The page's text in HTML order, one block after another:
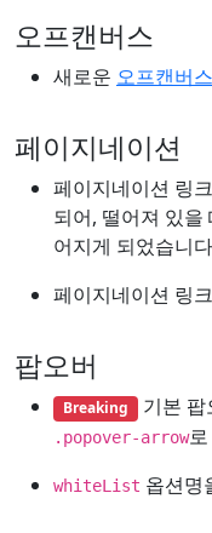
오프캔버스
새로운 오프캔버
페이지네이션
페이지네이션 링
되어, 떨어져 있
어지게 되었습니
페이지네이션 링
팝오버
Breaking 기본 팝
.popover-arrow
whiteList 옵션명